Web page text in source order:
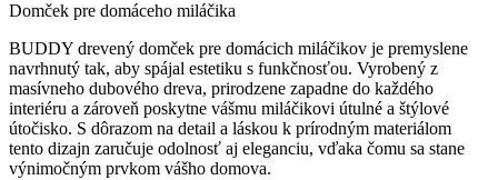
Domček pre domáceho miláčika
BUDDY drevený domček pre domácich miláčikov je premyslene
navrhnutý tak, aby spájal estetiku s funkčnosťou. Vyrobený z
masívneho dubového dreva, prirodzene zapadne do každého
interiéru a zároveň poskytne vášmu miláčikovi útulné a štýlové
útočisko. S dôrazom na detail a láskou k prírodným materiálom
tento dizajn zaručuje odolnosť aj eleganciu, vďaka čomu sa stane
výnimočným prvkom vášho domova.